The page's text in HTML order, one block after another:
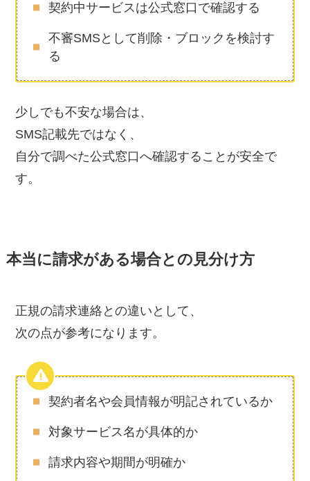
契約中サービスは公式窓口で確認する
不審SMSとして削除・ブロックを検討す
る
少しでも不安な場合は、
SMS記載先ではなく、
自分で調べた公式窓口へ確認することが安全で
す。
本当に請求がある場合との見分け方
正規の請求連絡との違いとして、
次の点が参考になります。
契約者名や会員情報が明記されているか
対象サービス名が具体的か
請求内容や期間が明確か